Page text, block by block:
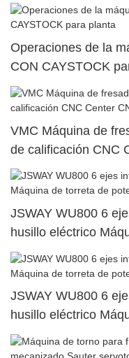
Operaciones de la
CON CAYSTOCK
VMC Máquina de
de calificación CNC
JSWAY WU800 6
husillo eléctrico
superior dual34
JSWAY WU800 6
husillo eléctrico
superior dual112